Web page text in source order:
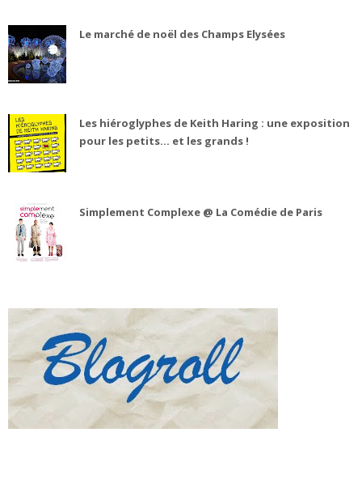
Le marché de noël des Champs Elysées
Les hiéroglyphes de Keith Haring : une exposition
pour les petits... et les grands !
Simplement Complexe @ La Comédie de Paris